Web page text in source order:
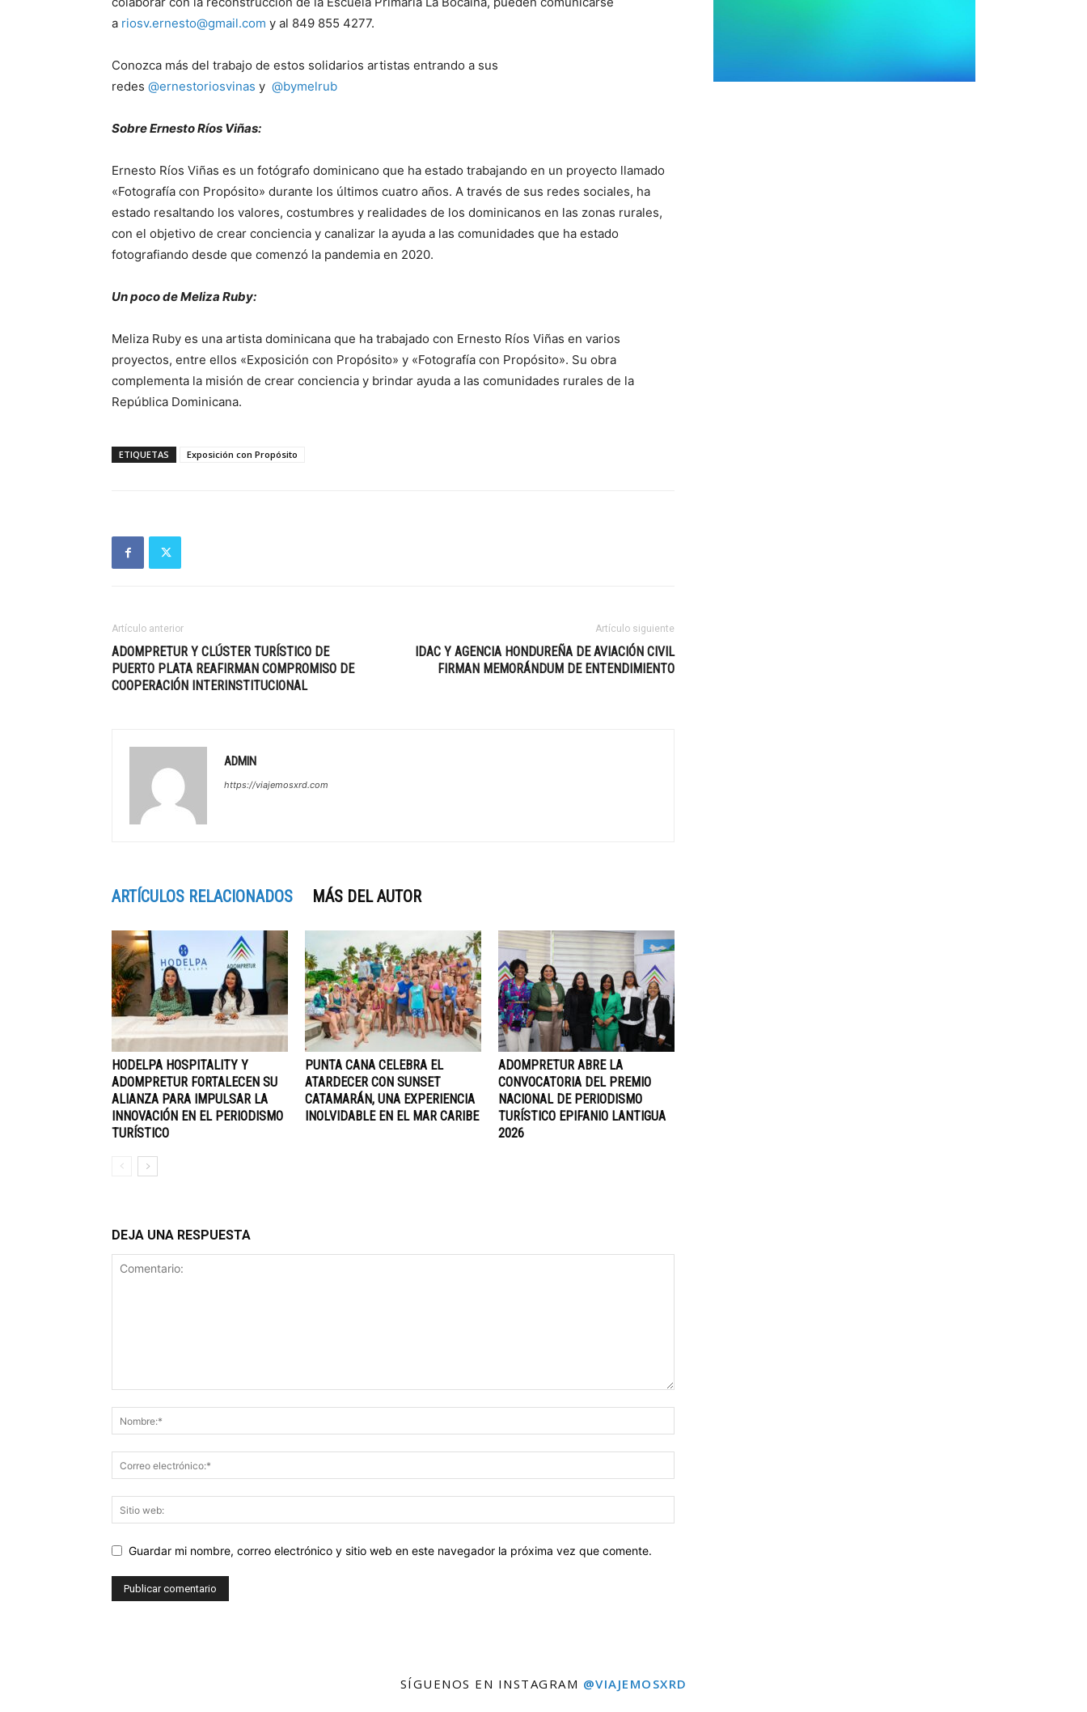
a riosv.ernesto@gmail.com y al 849 855 4277.
Conozca más del trabajo de estos solidarios artistas entrando a sus
redes @ernestoriosvinas y @bymelrub
Sobre Ernesto Ríos Viñas:
Ernesto Ríos Viñas es un fotógrafo dominicano que ha estado trabajando en un proyecto llamado
«Fotografía con Propósito» durante los últimos cuatro años. A través de sus redes sociales, ha
estado resaltando los valores, costumbres y realidades de los dominicanos en las zonas rurales,
con el objetivo de crear conciencia y canalizar la ayuda a las comunidades que ha estado
fotografiando desde que comenzó la pandemia en 2020.
Un poco de Meliza Ruby:
Meliza Ruby es una artista dominicana que ha trabajado con Ernesto Ríos Viñas en varios
proyectos, entre ellos «Exposición con Propósito» y «Fotografía con Propósito». Su obra
complementa la misión de crear conciencia y brindar ayuda a las comunidades rurales de la
República Dominicana.
ETIQUETAS Exposición con Propósito
Artículo anterior
ADOMPRETUR Y CLÚSTER TURÍSTICO DE
PUERTO PLATA REAFIRMAN COMPROMISO DE
COOPERACIÓN INTERINSTITUCIONAL
Artículo siguiente
IDAC Y AGENCIA HONDUREÑA DE AVIACIÓN CIVIL
FIRMAN MEMORÁNDUM DE ENTENDIMIENTO
ADMIN
https://viajemosxrd.com
ARTÍCULOS RELACIONADOS MÁS DEL AUTOR
HODELPA HOSPITALITY Y
ADOMPRETUR FORTALECEN SU
ALIANZA PARA IMPULSAR LA
INNOVACIÓN EN EL PERIODISMO
TURÍSTICO
PUNTA CANA CELEBRA EL
ATARDECER CON SUNSET
CATAMARÁN, UNA EXPERIENCIA
INOLVIDABLE EN EL MAR CARIBE
ADOMPRETUR ABRE LA
CONVOCATORIA DEL PREMIO
NACIONAL DE PERIODISMO
TURÍSTICO EPIFANIO LANTIGUA
2026
DEJA UNA RESPUESTA
Guardar mi nombre, correo electrónico y sitio web en este navegador la próxima vez que comente.
SÍGUENOS EN INSTAGRAM @VIAJEMOSXRD